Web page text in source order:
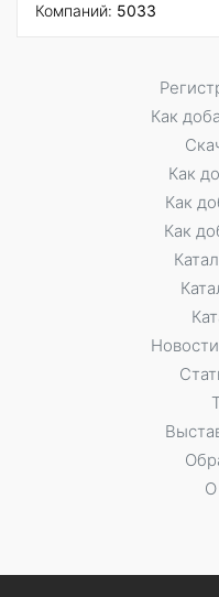
Компаний: 5033
Как
Как
Как
Как
О